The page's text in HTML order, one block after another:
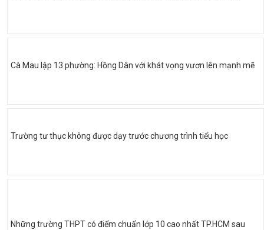
Cà Mau lập 13 phường: Hồng Dân với khát vọng vươn lên mạnh mẽ
Trường tư thục không được dạy trước chương trình tiểu học
Những trường THPT có điểm chuẩn lớp 10 cao nhất TP.HCM sau